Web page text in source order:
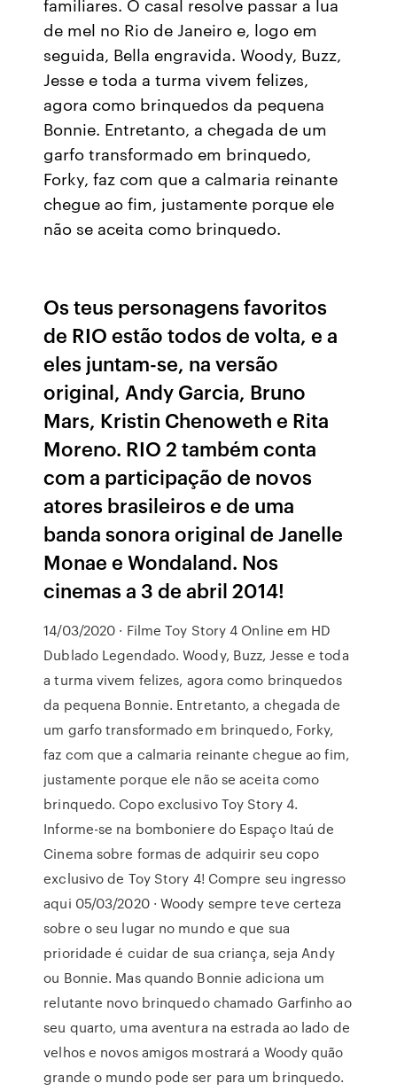
de mel no Rio de Janeiro e, logo em
seguida, Bella engravida. Woody, Buzz,
Jesse e toda a turma vivem felizes,
agora como brinquedos da pequena
Bonnie. Entretanto, a chegada de um
garfo transformado em brinquedo,
Forky, faz com que a calmaria reinante
chegue ao fim, justamente porque ele
não se aceita como brinquedo.
Os teus personagens favoritos
de RIO estão todos de volta, e a
eles juntam-se, na versão
original, Andy Garcia, Bruno
Mars, Kristin Chenoweth e Rita
Moreno. RIO 2 também conta
com a participação de novos
atores brasileiros e de uma
banda sonora original de Janelle
Monae e Wondaland. Nos
cinemas a 3 de abril 2014!
14/03/2020 · Filme Toy Story 4 Online em HD
Dublado Legendado. Woody, Buzz, Jesse e toda
a turma vivem felizes, agora como brinquedos
da pequena Bonnie. Entretanto, a chegada de
um garfo transformado em brinquedo, Forky,
faz com que a calmaria reinante chegue ao fim,
justamente porque ele não se aceita como
brinquedo. Copo exclusivo Toy Story 4.
Informe-se na bomboniere do Espaço Itaú de
Cinema sobre formas de adquirir seu copo
exclusivo de Toy Story 4! Compre seu ingresso
aqui 05/03/2020 · Woody sempre teve certeza
sobre o seu lugar no mundo e que sua
prioridade é cuidar de sua criança, seja Andy
ou Bonnie. Mas quando Bonnie adiciona um
relutante novo brinquedo chamado Garfinho ao
seu quarto, uma aventura na estrada ao lado de
velhos e novos amigos mostrará a Woody quão
grande o mundo pode ser para um brinquedo.